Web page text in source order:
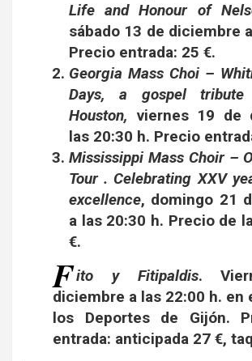
Life and Honour of
sábado 13 de diciembre
Precio entrada: 25 €.
Georgia Mass Choi –
Days, a gospel tribute
Houston, viernes 19 de
las 20:30 h. Precio
Mississippi Mass Choir–
Tour . Celebrating XXV
excellence, domingo 21
a las 20:30 h. Precio de
€.
Fito y Fitipaldis.
diciembre a las 22:00 h. en
los Deportes de Gijón.
entrada: anticipada 27 €,